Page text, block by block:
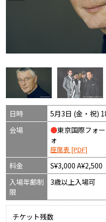
日時
5月3日 (金・祝)
会場
●東京国際フォ
ォ
座席表 [PDF]
料金
S¥3,000 A¥2,500
入場年齢制
限
3歳以上入場可
チケット残数